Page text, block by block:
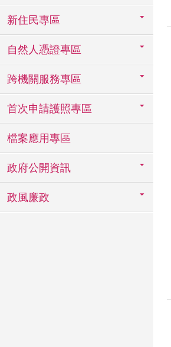
新住民專區
自然人憑證專區
跨機關服務專區
首次申請護照專區
檔案應用專區
政府公開資訊
政風廉政